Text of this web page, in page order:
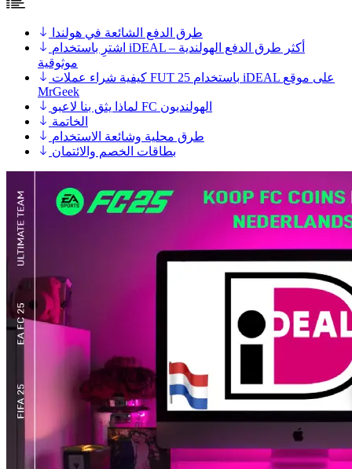
طرق الدفع الشائعة في هولندا
اشترِ باستخدام iDEAL – أكثر طرق الدفع الهولندية
موثوقية
كيفية شراء عملات FUT 25 باستخدام iDEAL على موقع
MrGeek
لماذا يثق بنا لاعبو FC الهولنديون
الخاتمة
طرق محلية وشائعة الاستخدام
بطاقات الخصم والائتمان